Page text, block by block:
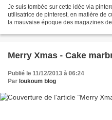
Je suis tombée sur cette idée via
utilisatrice de pinterest, en matière de
la mauvaise époque des magazines
Merry Xmas - Cake
Publié le 11/12/2013 à 06:24
Par loukoum blog